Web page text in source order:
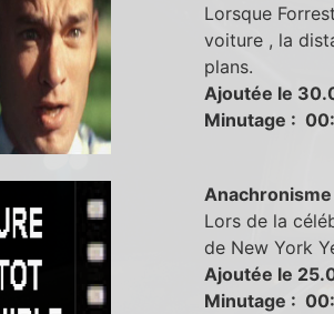
Lorsque
voiture , la
plans.
Ajoutée le
Minutage :
Anachronisme
Lors de la
de New York
Ajoutée le
Minutage :